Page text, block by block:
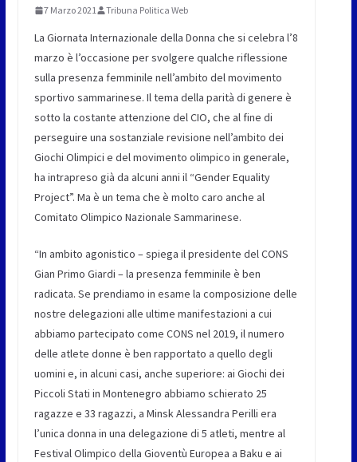
7 Marzo 2021 Tribuna Politica Web
La Giornata Internazionale della Donna che si celebra l’8
marzo è l’occasione per svolgere qualche riflessione
sulla presenza femminile nell’ambito del movimento
sportivo sammarinese. Il tema della parità di genere è
sotto la costante attenzione del CIO, che al fine di
perseguire una sostanziale revisione nell’ambito dei
Giochi Olimpici e del movimento olimpico in generale,
ha intrapreso già da alcuni anni il “Gender Equality
Project”. Ma è un tema che è molto caro anche al
Comitato Olimpico Nazionale Sammarinese.
“In ambito agonistico – spiega il presidente del CONS
Gian Primo Giardi – la presenza femminile è ben
radicata. Se prendiamo in esame la composizione delle
nostre delegazioni alle ultime manifestazioni a cui
abbiamo partecipato come CONS nel 2019, il numero
delle atlete donne è ben rapportato a quello degli
uomini e, in alcuni casi, anche superiore: ai Giochi dei
Piccoli Stati in Montenegro abbiamo schierato 25
ragazze e 33 ragazzi, a Minsk Alessandra Perilli era
l’unica donna in una delegazione di 5 atleti, mentre al
Festival Olimpico della Gioventù Europea a Baku e ai